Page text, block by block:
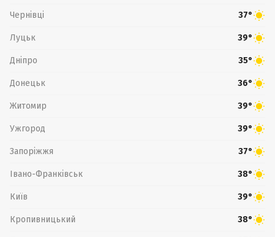
Чернівці 37°
Луцьк 39°
Дніпро 35°
Донецьк 36°
Житомир 39°
Ужгород 39°
Запоріжжя 37°
Івано-Франківськ 38°
Київ 39°
Кропивницький 38°